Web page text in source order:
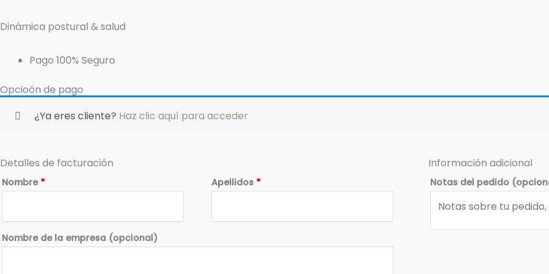
al
Dinámica postural & salud
Pago 100% Seguro
Opcioón de pago
¿Ya eres cliente? Haz clic aquí para acceder
Detalles de facturación
Nombre * Apellidos *
Nombre de la empresa (opcional)
Información adicional
Notas del pedido